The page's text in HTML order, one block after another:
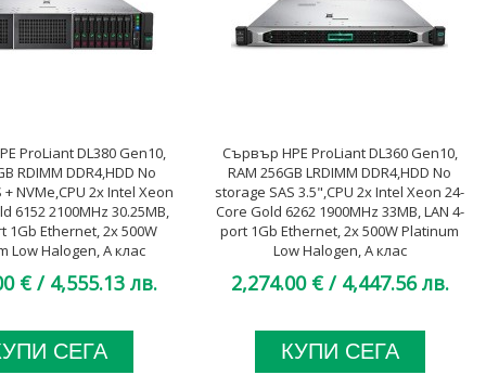
ProLiant DL380 Gen10,
RDIMM DDR4,HDD No
NVMe,CPU 2x Intel Xeon
6152 2100MHz 30.25MB,
1Gb Ethernet, 2x 500W
Low Halogen, A клас
€/ 4,555.13 лв.
СЕГА
Сървър HPE ProLiant DL360 Gen10,
RAM 256GB LRDIMM DDR4,HDD No
storage SAS 3.5",CPU 2x Intel Xeon 24-
Core Gold 6262 1900MHz 33MB, LAN 4-
port 1Gb Ethernet, 2x 500W Platinum
Low Halogen, A клас
2,274.00 €/ 4,447.56 лв.
КУПИ СЕГА